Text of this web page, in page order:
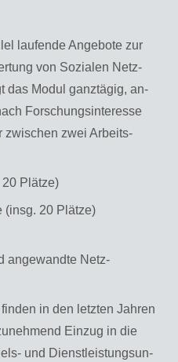
lau­fen­de An­ge­bo­te zur
von So­zia­len Netz­
das Modul ganz­tä­gig, an­
For­schungs­in­ter­es­se
zwi­schen zwei Ar­beits­
Plät­ze)
(insg. 20 Plät­ze)
an­ge­wand­te Netz­
in den letz­ten Jah­ren
Ein­zug in die
und Dienst­leis­tungs­un­